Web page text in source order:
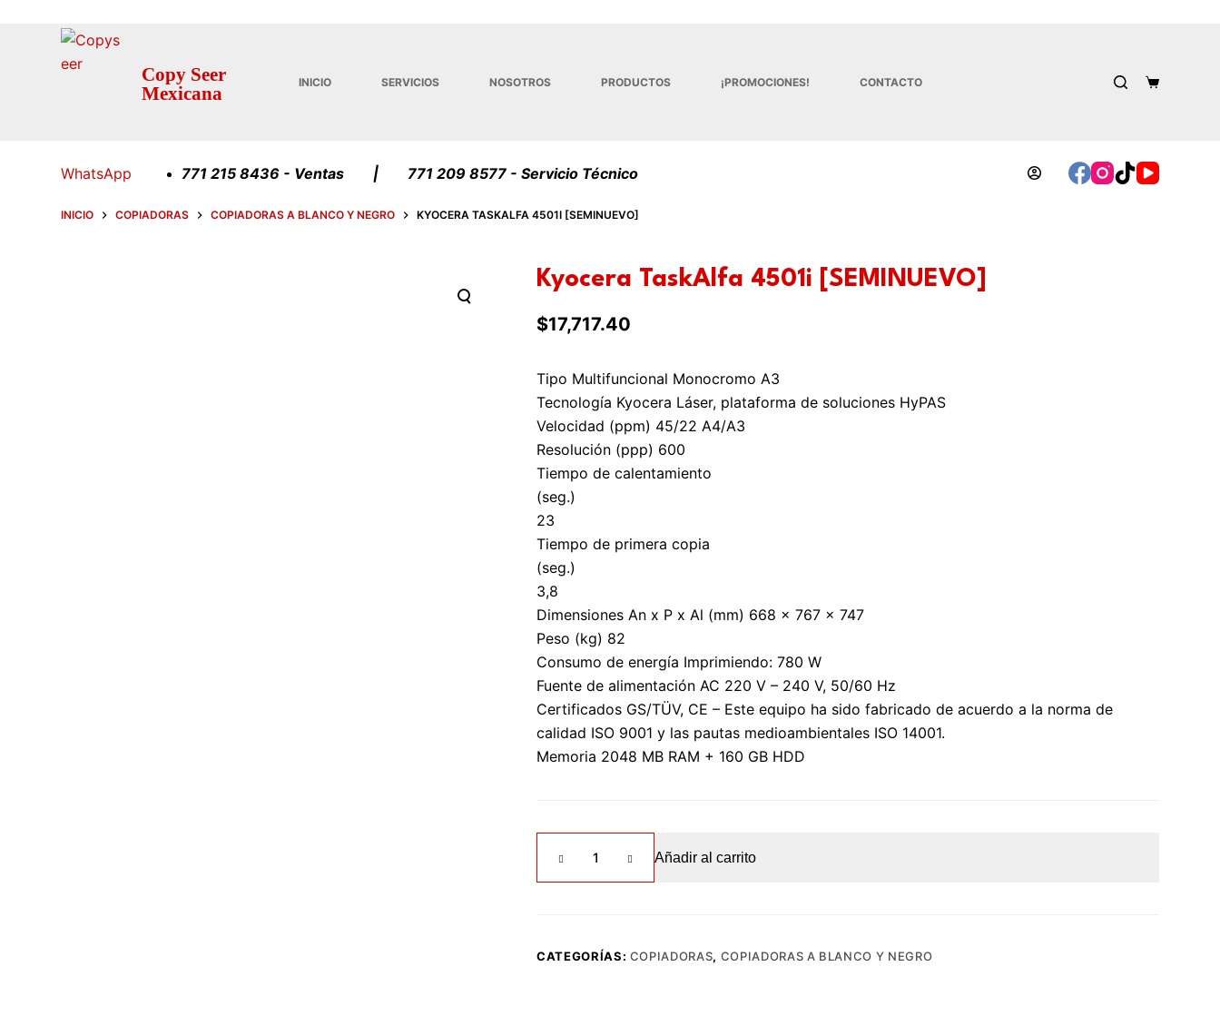
Copy Seer
Mexicana
INICIO SERVICIOS NOSOTROS PRODUCTOS ¡PROMOCIONES! CONTACTO
WhatsApp 771 215 8436 - Ventas | 771 209 8577 - Servicio Técnico
INICIO COPIADORAS COPIADORAS A BLANCO Y NEGRO KYOCERA TASKALFA 4501I [SEMINUEVO]
Kyocera TaskAlfa 4501i [SEMINUEVO]
$17,717.40
Tipo Multifuncional Monocromo A3
Tecnología Kyocera Láser, plataforma de soluciones HyPAS
Velocidad (ppm) 45/22 A4/A3
Resolución (ppp) 600
Tiempo de calentamiento
(seg.)
23
Tiempo de primera copia
(seg.)
3,8
Dimensiones An x P x Al (mm) 668 x 767 x 747
Peso (kg) 82
Consumo de energía Imprimiendo: 780 W
Fuente de alimentación AC 220 V – 240 V, 50/60 Hz
Certificados GS/TÜV, CE – Este equipo ha sido fabricado de acuerdo a la norma de
calidad ISO 9001 y las pautas medioambientales ISO 14001.
Memoria 2048 MB RAM + 160 GB HDD
TaskAlfa
4501i
Añadir al carrito
CATEGORÍAS: COPIADORAS, COPIADORAS A BLANCO Y NEGRO